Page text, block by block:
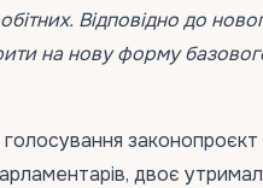
Відповідно до
на нову форму
голосування
двоє